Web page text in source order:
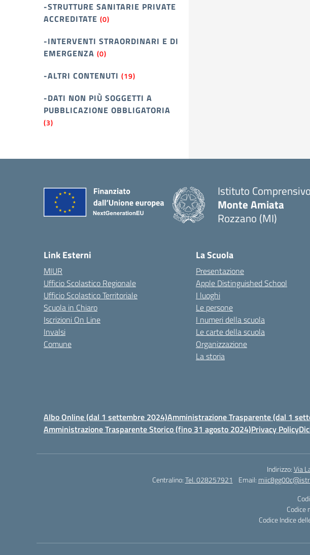
-STRUTTURE SANITARIE PRIVATE
ACCREDITATE (0)
-INTERVENTI STRAORDINARI E DI
EMERGENZA (0)
-ALTRI CONTENUTI (19)
-DATI NON PIÙ SOGGETTI A
PUBBLICAZIONE OBBLIGATORIA
(3)
Istituto
Monte Amiata
Rozzano (MI)
Link Esterni
MIUR
Ufficio Scolastico Regionale
Ufficio Scolastico Territoriale
Scuola in Chiaro
Iscrizioni On Line
Invalsi
Comune
La Scuola
Presentazione
Apple Distinguished School
I luoghi
Le persone
I numeri della scuola
Le carte della scuola
Organizzazione
La storia
Albo Online (dal 1 settembre 2024)Amministrazione Trasparente (dal 1
Amministrazione Trasparente Storico (fino 31 agosto 2024)Privacy Policy
Indirizzo:Via
Centralino:Tel. 028257921 Email:
Codice
Codice Indice